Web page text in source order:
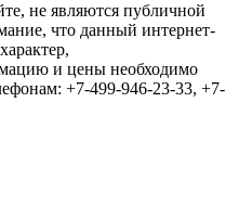
не являются публичной
что данный интернет-
и цены необходимо
+7-499-946-23-33, +7-